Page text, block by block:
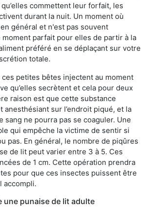
commettent leur forfait, les
durant la nuit. Un moment où
général et n'est pas souvent
moment parfait pour elles de partir à la
préféré en se déplaçant sur votre
totale.
petites bêtes injectent au moment
qu’elles secrètent et cela pour deux
raison est que cette substance
anesthésiant sur l’endroit piqué, et la
sang ne pourra pas se coaguler. Une
qui empêche la victime de sentir si
pas. En général, le nombre de piqûres
de lit peut varier entre 3 à 5. Ces
de 1 cm. Cette opération prendra
pour que ces insectes puissent être
accompli.
une punaise de lit adulte